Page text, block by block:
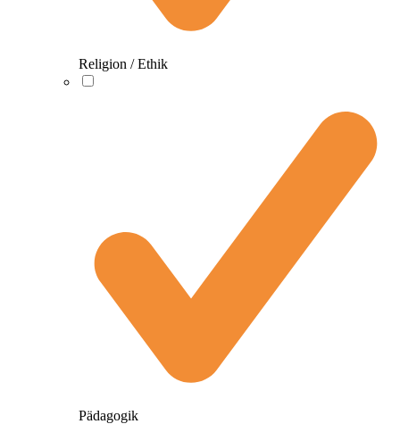
Religion / Ethik
Pädagogik